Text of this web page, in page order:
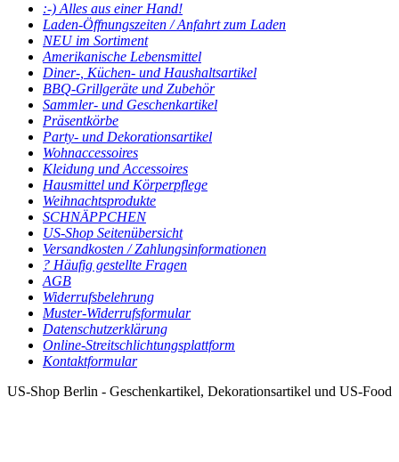
:-) Alles aus einer Hand!
Laden-Öffnungszeiten / Anfahrt zum Laden
NEU im Sortiment
Amerikanische Lebensmittel
Diner-, Küchen- und Haushaltsartikel
BBQ-Grillgeräte und Zubehör
Sammler- und Geschenkartikel
Präsentkörbe
Party- und Dekorationsartikel
Wohnaccessoires
Kleidung und Accessoires
Hausmittel und Körperpflege
Weihnachtsprodukte
SCHNÄPPCHEN
US-Shop Seitenübersicht
Versandkosten / Zahlungsinformationen
? Häufig gestellte Fragen
AGB
Widerrufsbelehrung
Muster-Widerrufsformular
Datenschutzerklärung
Online-Streitschlichtungsplattform
Kontaktformular
US-Shop Berlin - Geschenkartikel, Dekorationsartikel und US-Food